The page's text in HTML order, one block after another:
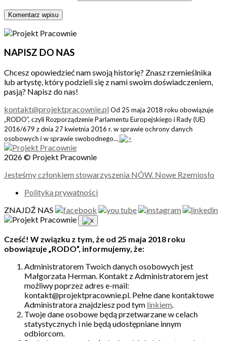
NAPISZ DO NAS
Chcesz opowiedzieć nam swoją historię? Znasz rzemieślnika
lub artystę, który podzieli się z nami swoim doświadczeniem,
pasją? Napisz do nas!
kontakt@projektpracownie.pl Od 25 maja 2018 roku obowiązuje
„RODO”, czyli Rozporządzenie Parlamentu Europejskiego i Rady (UE)
2016/679 z dnia 27 kwietnia 2016 r. w sprawie ochrony danych
osobowych i w sprawie swobodnego...
2026 © Projekt Pracownie
Jesteśmy członkiem stowarzyszenia NÓW. Nowe Rzemiosło
Polityka prywatności
ZNAJDŹ NAS
Cześć! W związku z tym, że od 25 maja 2018 roku
obowiązuje „RODO”, informujemy, że:
Administratorem Twoich danych osobowych jest
Małgorzata Herman. Kontakt z Administratorem jest
możliwy poprzez adres e-mail:
kontakt@projektpracownie.pl. Pełne dane kontaktowe
Administratora znajdziesz pod tym linkiem.
Twoje dane osobowe będą przetwarzane w celach
statystycznych i nie będą udostępniane innym
odbiorcom.